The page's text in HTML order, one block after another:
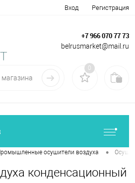
Вход Регистрация
+7 966 070 77 73
belrusmarket@mail.ru
0
осушители воздуха •
конденсационный